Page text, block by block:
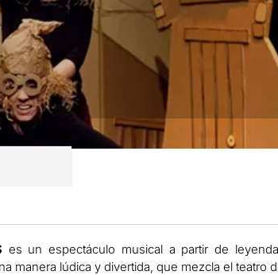
es un espectáculo musical a partir de
manera lúdica y divertida, que mezcla el teatro